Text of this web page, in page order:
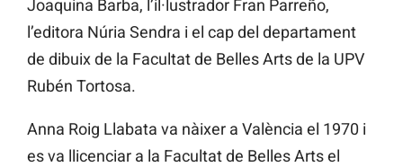
Joaquina Barba, l’il·lustrador Fran Parreño,
l’editora Núria Sendra i el cap del departament
de dibuix de la Facultat de Belles Arts de la UPV
Rubén Tortosa.
Anna Roig Llabata va nàixer a València el 1970 i
es va llicenciar a la Facultat de Belles Arts el